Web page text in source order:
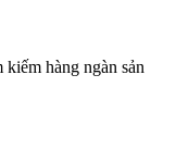
kiếm hàng ngàn sản